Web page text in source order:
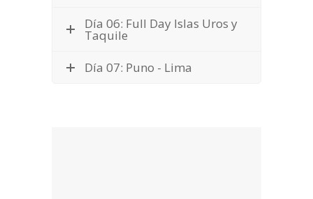
Día 06: Full Day Islas Uros y
Taquile
Día 07: Puno - Lima